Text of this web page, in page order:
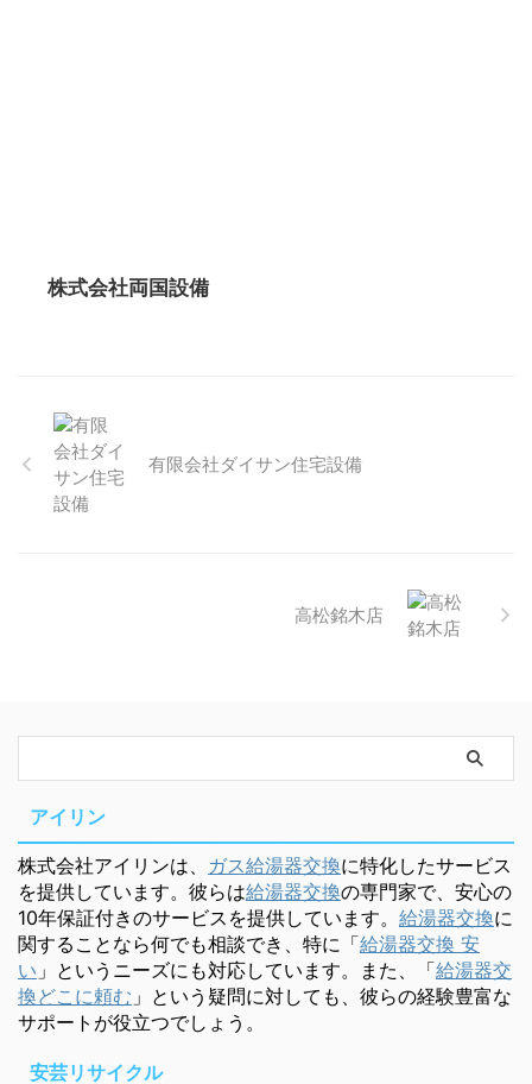
株式会社両国設備
有限会社ダイサン住宅設備
高松銘木店
アイリン
株式会社アイリンは、 ガス給湯器交換に特化したサービス
を提供しています。彼らは給湯器交換の専門家で、安心の
10年保証付きのサービスを提供しています。 給湯器交換に
関することなら何でも相談でき、特に「給湯器交換 安
い 」というニーズにも対応しています。また、「給湯器交
換どこに頼む 」という疑問に対しても、彼らの経験豊富な
サポートが役立つでしょう。
安芸リサイクル